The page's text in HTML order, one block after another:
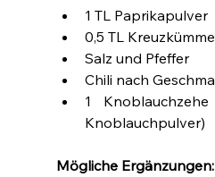
1 TL Paprikapulver
0,5 TL
Salz und Pfeffer
Chili nach
1
Knoblauchpulver)
Mögliche Ergänzungen: